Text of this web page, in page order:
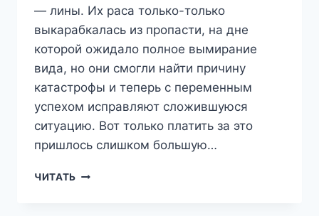
— лины. Их раса только-только
выкарабкалась из пропасти, на дне
которой ожидало полное вымирание
вида, но они смогли найти причину
катастрофы и теперь с переменным
успехом исправляют сложившуюся
ситуацию. Вот только платить за это
пришлось слишком большую…
ЧИТАТЬ ТРИ